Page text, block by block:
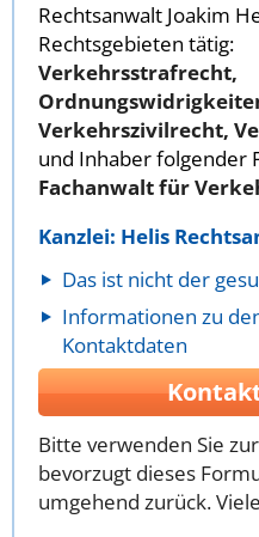
Rechtsanwalt Joakim
Rechtsgebieten tätig:
Verkehrsstrafrecht,
Verkehrszivilrecht,
und Inhaber folgender
Fachanwalt für
Kanzlei: Helis
Das ist nicht der
Informationen zu
Kontaktdaten
Bitte verwenden Sie
bevorzugt dieses
umgehend zurück.